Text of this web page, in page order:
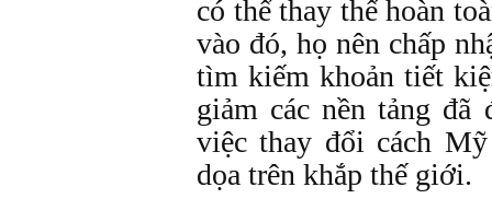
có thể thay thế hoàn
vào đó, họ nên chấp
tìm kiếm khoản tiết
giảm các nền tảng
việc thay đổi cách
dọa trên khắp thế giới.